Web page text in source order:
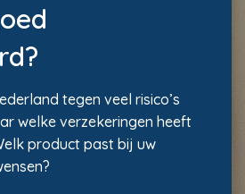
tegen veel risico’s
welke verzekeringen heeft
product past bij uw